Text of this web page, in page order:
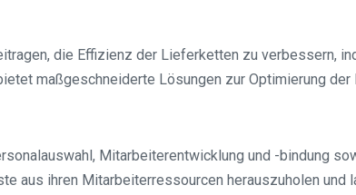
die Effizienz der Lieferketten zu verbessern,
maßgeschneiderte Lösungen zur Optimierung
Mitarbeiterentwicklung und -bindung
aus ihren Mitarbeiterressourcen herauszuholen